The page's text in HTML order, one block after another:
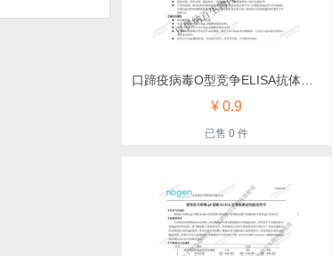
¥ 0.9
已售 0 件